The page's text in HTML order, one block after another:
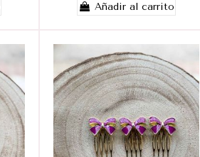
Añadir al carrito